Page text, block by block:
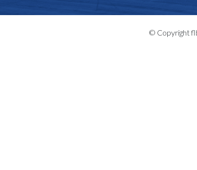
© Copyright